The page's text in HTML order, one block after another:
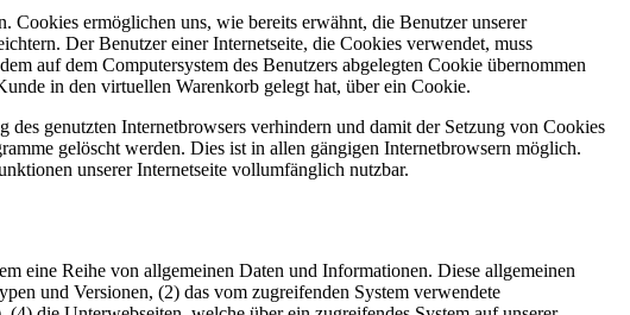
Cookies ermöglichen uns, wie bereits erwähnt, die Benutzer unserer
Der Benutzer einer Internetseite, die Cookies verwendet, muss
auf dem Computersystem des Benutzers abgelegten Cookie übernommen
in den virtuellen Warenkorb gelegt hat, über ein Cookie.
genutzten Internetbrowsers verhindern und damit der Setzung von Cookies
gelöscht werden. Dies ist in allen gängigen Internetbrowsern möglich.
unserer Internetseite vollumfänglich nutzbar.
eine Reihe von allgemeinen Daten und Informationen. Diese allgemeinen
und Versionen, (2) das vom zugreifenden System verwendete